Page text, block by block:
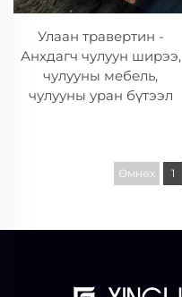
Улаан травертин -
Анхдагч чулуун ширээ,
чулууны мебель,
чулууны уран бүтээл
Өмнөх 1